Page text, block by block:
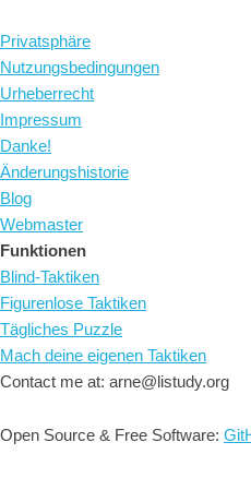
Privatsphäre
Nutzungsbedingungen
Urheberrecht
Impressum
Danke!
Änderungshistorie
Blog
Webmaster
Funktionen
Blind-Taktiken
Figurenlose Taktiken
Tägliches Puzzle
Mach deine eigenen Taktiken
Contact me at: arne@listudy.org
Open Source & Free Software: